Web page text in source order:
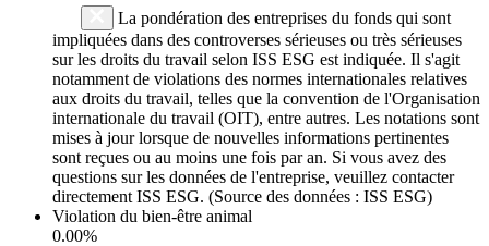
La pondération des entreprises du fonds qui sont
impliquées dans des controverses sérieuses ou très sérieuses
sur les droits du travail selon ISS ESG est indiquée. Il s'agit
notamment de violations des normes internationales relatives
aux droits du travail, telles que la convention de l'Organisation
internationale du travail (OIT), entre autres. Les notations sont
mises à jour lorsque de nouvelles informations pertinentes
sont reçues ou au moins une fois par an. Si vous avez des
questions sur les données de l'entreprise, veuillez contacter
directement ISS ESG. (Source des données : ISS ESG)
Violation du bien-être animal
0.00%